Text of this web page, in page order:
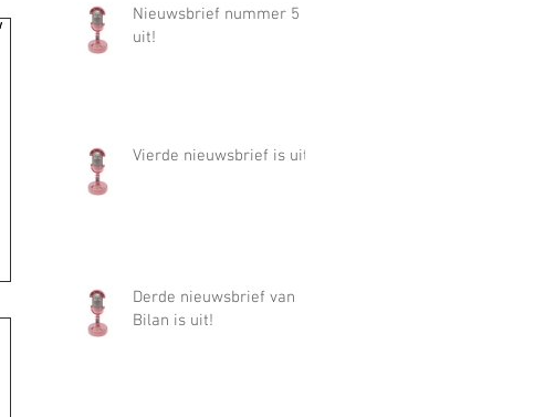
Nieuwsbrief nummer 5 is
uit!
Vierde nieuwsbrief is uit!
Derde nieuwsbrief van
Bilan is uit!